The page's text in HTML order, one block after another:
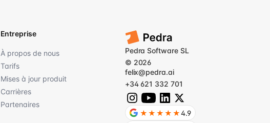
Entreprise
À propos de nous
Tarifs
Mises à jour produit
Carrières
Partenaires
Pedra Software SL
© 2026
felix@pedra.ai
+34 621 332 701
★★★★★4.9